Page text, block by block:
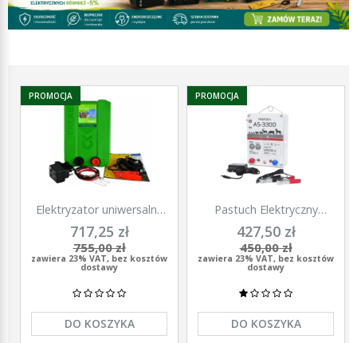
Elektryzator uniwersalny
TITAN DUO 3000, dla
koni, bydła, owiec i kóz,
2,0 J, Kerbl
717,25 zł
755,00 zł
zawiera 23% VAT, bez kosztów
dostawy
DO KOSZYKA
PROMOCJA
Pastuch Elektryczny
Elektryzator uniwersalny
Pomelac AS-3300 3,3 Jula
427,50 zł
450,00 zł
zawiera 23% VAT, bez kosztów
dostawy
DO KOSZYKA
PROMOCJA